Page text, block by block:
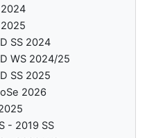
SS 2024
WS 2024/25
SS 2025
2026
- 2019 SS